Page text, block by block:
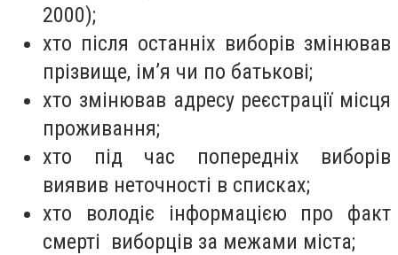
2000);
хто після останніх виборів змінював
прізвище, ім’я чи по батькові;
хто змінював адресу реєстрації місця
проживання;
хто під час попередніх виборів
виявив неточності в списках;
хто володіє інформацією про факт
смерті виборців за межами міста;